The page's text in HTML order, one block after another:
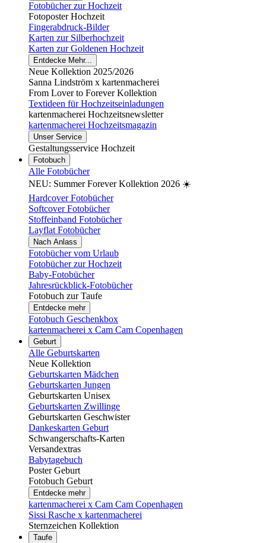
Fotobücher zur Hochzeit
Fotoposter Hochzeit
Fingerabdruck-Bilder
Karten zur Silberhochzeit
Karten zur Goldenen Hochzeit
Entdecke Mehr...
Neue Kollektion 2025/2026
Sanna Lindström x kartenmacherei
From Lover to Forever Kollektion
Textideen für Hochzeitseinladungen
kartenmacherei Hochzeitsnewsletter
kartenmacherei Hochzeitsmagazin
Unser Service
Gestaltungsservice Hochzeit
Fotobuch
Alle Fotobücher
NEU: Summer Forever Kollektion 2026 ☀️
Hardcover Fotobücher
Softcover Fotobücher
Stoffeinband Fotobücher
Layflat Fotobücher
Nach Anlass
Fotobücher vom Urlaub
Fotobücher zur Hochzeit
Baby-Fotobücher
Jahresrückblick-Fotobücher
Fotobuch zur Taufe
Entdecke mehr
Fotobuch Geschenkbox
kartenmacherei x Cam Cam Copenhagen
Geburt
Alle Geburtskarten
Neue Kollektion
Geburtskarten Mädchen
Geburtskarten Jungen
Geburtskarten Unisex
Geburtskarten Zwillinge
Geburtskarten Geschwister
Dankeskarten Geburt
Schwangerschafts-Karten
Versandextras
Babytagebuch
Poster Geburt
Fotobuch Geburt
Entdecke mehr
kartenmacherei x Cam Cam Copenhagen
Sissi Rasche x kartenmacherei
Sternzeichen Kollektion
Taufe